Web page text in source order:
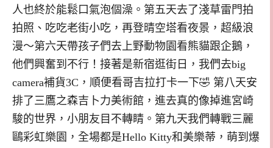
人也終於能鬆口氣泡個澡。第五天去了淺草雷門拍
拍照、吃吃老街小吃，再登晴空塔看夜景，超級浪
漫～第六天帶孩子們去上野動物園看熊貓跟企鵝，
他們興奮到不行！接著是新宿逛街日，我們去big
camera補貨3C，順便看哥吉拉打卡一下🤣 第八天安
排了三鷹之森吉卜力美術館，進去真的像掉進宮崎
駿的世界，小朋友目不轉睛。第九天我們轉戰三麗
鷗彩虹樂園，全場都是Hello Kitty和美樂蒂，萌到爆